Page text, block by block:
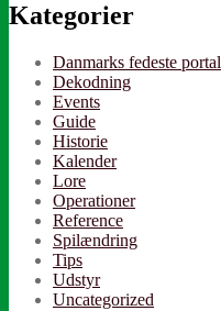
Kategorier
Danmarks fedeste portal
Dekodning
Events
Guide
Historie
Kalender
Lore
Operationer
Reference
Spilændring
Tips
Udstyr
Uncategorized